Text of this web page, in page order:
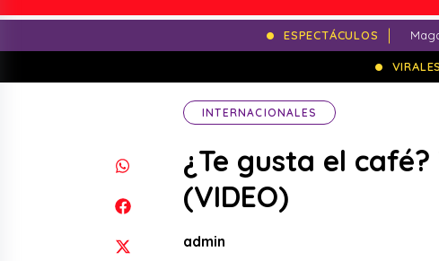
ESPECTÁCULOS
VIRALES
INTERNACIONALES
¿Te gusta el
(VIDEO)
admin